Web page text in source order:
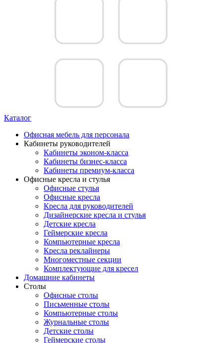
Каталог
Офисная мебель для персонала
Кабинеты руководителей
Кабинеты эконом-класса
Кабинеты бизнес-класса
Кабинеты премиум-класса
Офисные кресла и стулья
Офисные стулья
Офисные кресла
Кресла для руководителей
Дизайнерские кресла и стулья
Детские кресла
Геймерские кресла
Компьютерные кресла
Кресла реклайнеры
Многоместные секции
Комплектующие для кресел
Домашние кабинеты
Столы
Офисные столы
Письменные столы
Компьютерные столы
Журнальные столы
Детские столы
Геймерские столы